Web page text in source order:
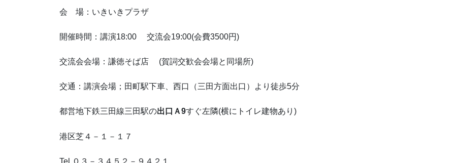
会 場：いきいきプラザ
開催時間：講演18:00 交流会19:00(会費3500円)
交流会会場：謙徳そば店 (賀詞交歓会会場と同場所)
交通：講演会場；田町駅下車、西口（三田方面出口）より徒歩5分
都営地下鉄三田線三田駅の出口Ａ9すぐ左隣(横にトイレ建物あり)
港区芝４－１－１７
Tel ０３－３４５２－９４２１